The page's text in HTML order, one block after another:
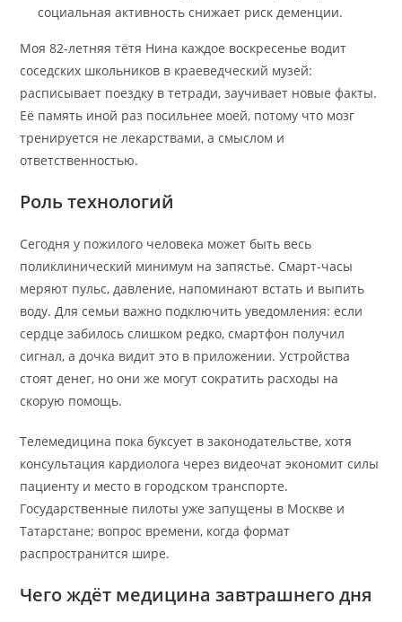
социальная активность снижает риск деменции.
Моя 82-летняя тётя Нина каждое воскресенье водит
соседских школьников в краеведческий музей:
расписывает поездку в тетради, заучивает новые факты.
Её память иной раз посильнее моей, потому что мозг
тренируется не лекарствами, а смыслом и
ответственностью.
Роль технологий
Сегодня у пожилого человека может быть весь
поликлинический минимум на запястье. Смарт-часы
меряют пульс, давление, напоминают встать и выпить
воду. Для семьи важно подключить уведомления: если
сердце забилось слишком редко, смартфон получил
сигнал, а дочка видит это в приложении. Устройства
стоят денег, но они же могут сократить расходы на
скорую помощь.
Телемедицина пока буксует в законодательстве, хотя
консультация кардиолога через видеочат экономит силы
пациенту и место в городском транспорте.
Государственные пилоты уже запущены в Москве и
Татарстане; вопрос времени, когда формат
распространится шире.
Чего ждёт медицина завтрашнего дня